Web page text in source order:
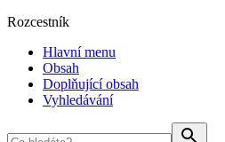
Rozcestník
Hlavní menu
Obsah
Doplňující obsah
Vyhledávání